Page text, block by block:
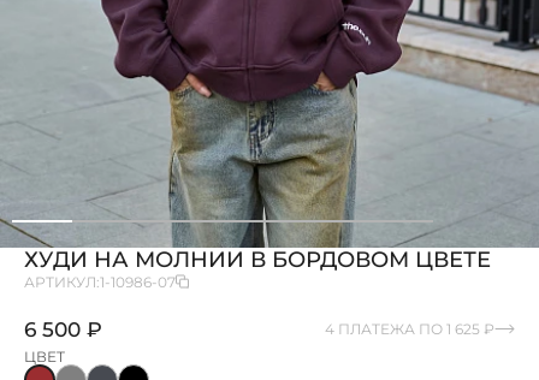
ХУДИ НА МОЛНИИ В БОРДОВОМ ЦВЕТЕ
АРТИКУЛ:1-10986-07
6 500 ₽
4 ПЛАТЕЖА ПО 1 625 ₽
ЦВЕТ